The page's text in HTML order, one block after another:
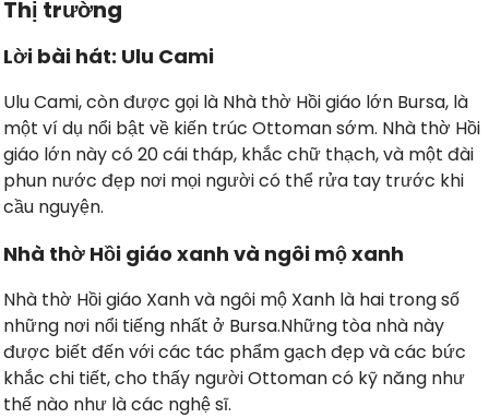
Thị trường
Lời bài hát: Ulu Cami
Ulu Cami, còn được gọi là Nhà thờ Hồi giáo lớn Bursa, là
một ví dụ nổi bật về kiến trúc Ottoman sớm. Nhà thờ Hồi
giáo lớn này có 20 cái tháp, khắc chữ thạch, và một đài
phun nước đẹp nơi mọi người có thể rửa tay trước khi
cầu nguyện.
Nhà thờ Hồi giáo xanh và ngôi mộ xanh
Nhà thờ Hồi giáo Xanh và ngôi mộ Xanh là hai trong số
những nơi nổi tiếng nhất ở Bursa.Những tòa nhà này
được biết đến với các tác phẩm gạch đẹp và các bức
khắc chi tiết, cho thấy người Ottoman có kỹ năng như
thế nào như là các nghệ sĩ.